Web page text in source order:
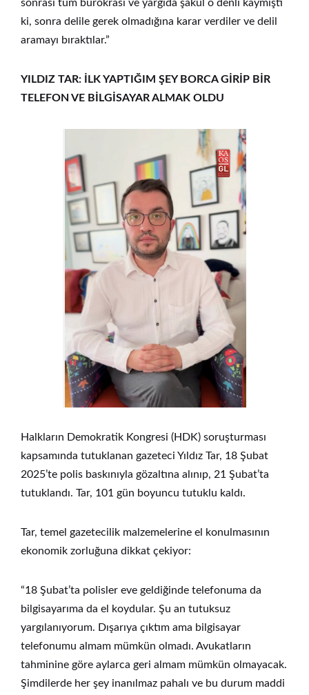
sonrası tüm bürokrasi ve yargıda şakül o denli kaymıştı
ki, sonra delile gerek olmadığına karar verdiler ve delil
aramayı bıraktılar.”
YILDIZ TAR: İLK YAPTIĞIM ŞEY BORCA GİRİP BİR
TELEFON VE BİLGİSAYAR ALMAK OLDU
Halkların Demokratik Kongresi (HDK) soruşturması
kapsamında tutuklanan gazeteci Yıldız Tar, 18 Şubat
2025’te polis baskınıyla gözaltına alınıp, 21 Şubat’ta
tutuklandı. Tar, 101 gün boyuncu tutuklu kaldı.
Tar, temel gazetecilik malzemelerine el konulmasının
ekonomik zorluğuna dikkat çekiyor:
“18 Şubat’ta polisler eve geldiğinde telefonuma da
bilgisayarıma da el koydular. Şu an tutuksuz
yargılanıyorum. Dışarıya çıktım ama bilgisayar
telefonumu almam mümkün olmadı. Avukatların
tahminine göre aylarca geri almam mümkün olmayacak.
Şimdilerde her şey inanılmaz pahalı ve bu durum maddi